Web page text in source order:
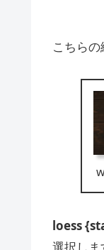
こちらの
loess
選択しま